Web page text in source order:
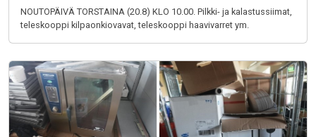
NOUTOPÄIVÄ TORSTAINA (20.8) KLO 10.00. Pilkki- ja kalastussiimat,
teleskooppi kilpaonkiovavat, teleskooppi haavivarret ym.